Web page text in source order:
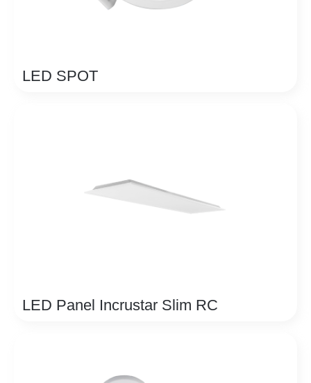
LED SPOT
LED Panel Incrustar Slim RC